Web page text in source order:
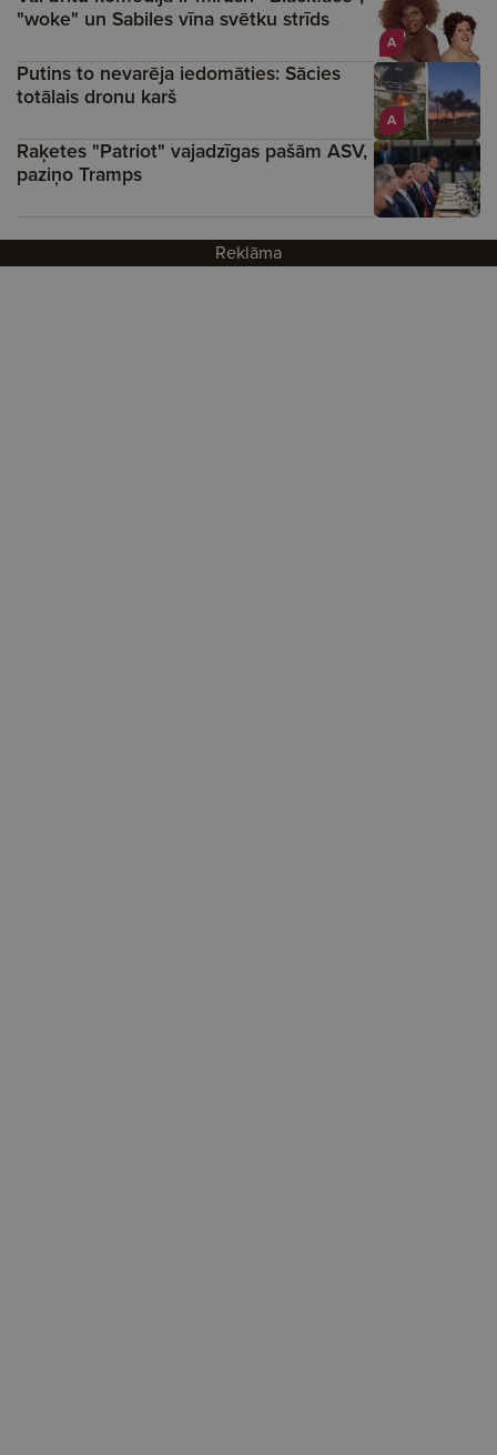
A
"woke" un Sabiles vīna svētku strīds
A
Putins to nevarēja iedomāties: Sācies
totālais dronu karš
Raķetes "Patriot" vajadzīgas pašām ASV,
paziņo Tramps
Reklāma